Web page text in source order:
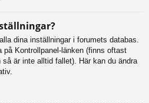
dina inställningar i forumets databas.
på Kontrollpanel-länken (finns oftast
så är inte alltid fallet). Här kan du ändra